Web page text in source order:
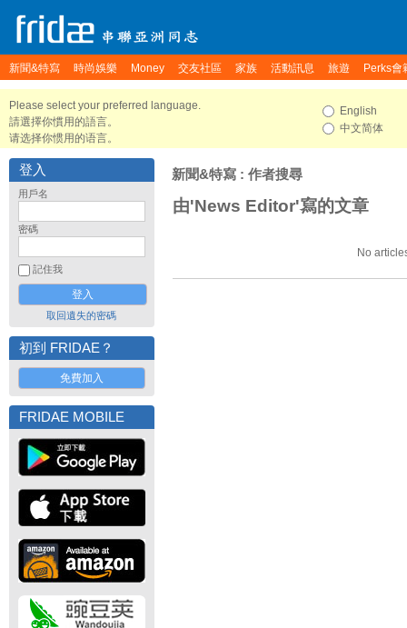
新聞&特寫 時尚娛樂 Money 交友社區 家族 活動訊息 旅遊 Perks會
Please select your preferred language.
請選擇你慣用的語言。
请选择你惯用的语言。
English
中文简体
登入
用戶名
密碼
記住我
取回遺失的密碼
初到 FRIDAE？
免費加入
FRIDAE MOBILE
新聞&特寫 : 作者搜尋
由'News Editor'寫的文章
No